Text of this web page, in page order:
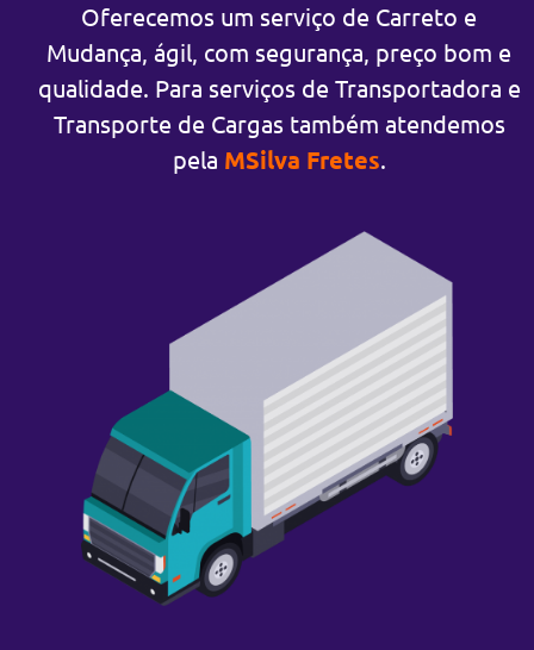
Oferecemos um serviço de Carreto e
Mudança, ágil, com segurança, preço bom e
qualidade. Para serviços de Transportadora e
Transporte de Cargas também atendemos
pela MSilva Fretes.